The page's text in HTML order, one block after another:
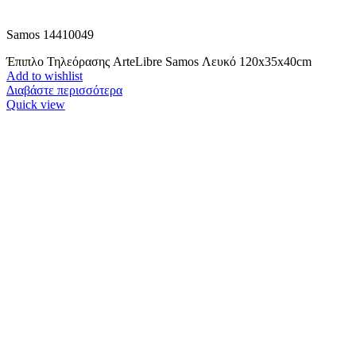
Samos 14410049
Έπιπλο Τηλεόρασης ArteLibre Samos Λευκό 120x35x40cm
Add to wishlist
Διαβάστε περισσότερα
Quick view